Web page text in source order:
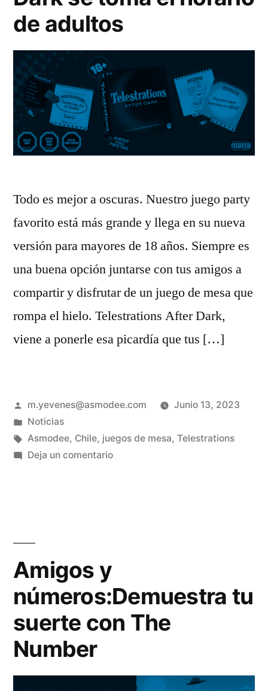
de adultos
Todo es mejor a oscuras. Nuestro juego party
favorito está más grande y llega en su nueva
versión para mayores de 18 años. Siempre es
una buena opción juntarse con tus amigos a
compartir y disfrutar de un juego de mesa que
rompa el hielo. Telestrations After Dark,
viene a ponerle esa picardía que tus […]
m.yevenes@asmodee.com
Junio 13, 2023
Noticias
Asmodee, Chile, juegos de mesa, Telestrations
Deja un comentario
Amigos y
números:Demuestra tu
suerte con The
Number